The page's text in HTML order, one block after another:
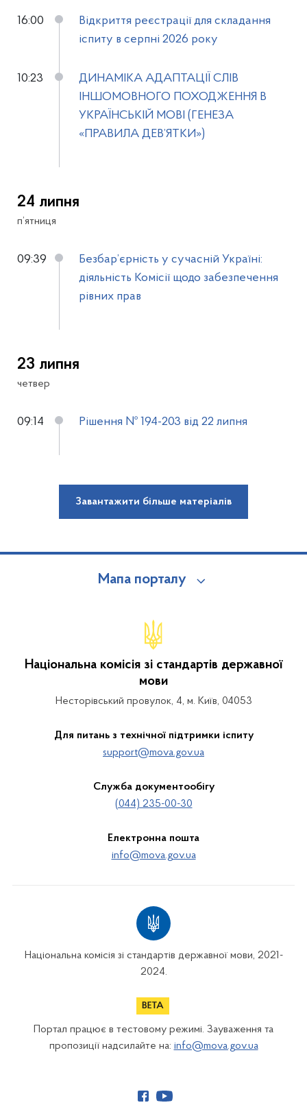
16:00
Відкриття реєстрації для складання
іспиту в серпні 2026 року
10:23
ДИНАМІКА АДАПТАЦІЇ СЛІВ
ІНШОМОВНОГО ПОХОДЖЕННЯ В
УКРАЇНСЬКІЙ МОВІ (ГЕНЕЗА
«ПРАВИЛА ДЕВ’ЯТКИ»)
24 липня
п’ятниця
09:39
Безбар’єрність у сучасній Україні:
діяльність Комісії щодо забезпечення
рівних прав
23 липня
четвер
09:14 Рішення № 194-203 від 22 липня
Завантажити більше матеріалів
Мапа порталу
Національна комісія зі стандартів державної
мови
Несторівський провулок, 4, м. Київ, 04053
Для питань з технічної підтримки іспиту
support@mova.gov.ua
Служба документообігу
(044) 235-00-30
Електронна пошта
info@mova.gov.ua
Національна комісія зі стандартів державної мови, 2021-
2024.
Портал працює в тестовому режимі. Зауваження та
пропозиції надсилайте на: info@mova.gov.ua